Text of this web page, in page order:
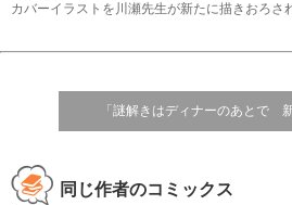
カバーイラストを川瀬先生が新たに描きおろさ
「謎解きはディナーのあとで
同じ作者のコミックス